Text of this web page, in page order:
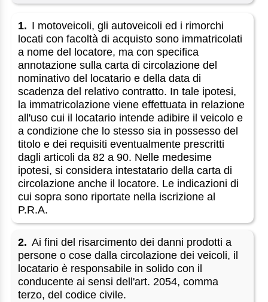
1. I motoveicoli, gli autoveicoli ed i rimorchi
locati con facoltà di acquisto sono immatricolati
a nome del locatore, ma con specifica
annotazione sulla carta di circolazione del
nominativo del locatario e della data di
scadenza del relativo contratto. In tale ipotesi,
la immatricolazione viene effettuata in relazione
all'uso cui il locatario intende adibire il veicolo e
a condizione che lo stesso sia in possesso del
titolo e dei requisiti eventualmente prescritti
dagli articoli da 82 a 90. Nelle medesime
ipotesi, si considera intestatario della carta di
circolazione anche il locatore. Le indicazioni di
cui sopra sono riportate nella iscrizione al
P.R.A.
2. Ai fini del risarcimento dei danni prodotti a
persone o cose dalla circolazione dei veicoli, il
locatario è responsabile in solido con il
conducente ai sensi dell'art. 2054, comma
terzo, del codice civile.